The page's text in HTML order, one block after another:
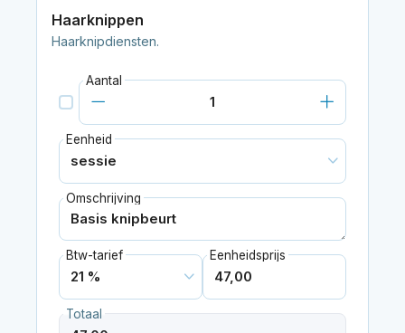
Haarknippen
Haarknipdiensten.
Aantal
Eenheid
Omschrijving
Btw-tarief Eenheidsprijs
Totaal